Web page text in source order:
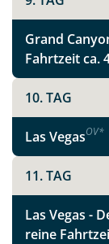
X
WhatsApp
per E-
Grand
Fahrtzeit ca.
10. TAG
Las VegasOV*
11. TAG
Las Vegas -
reine